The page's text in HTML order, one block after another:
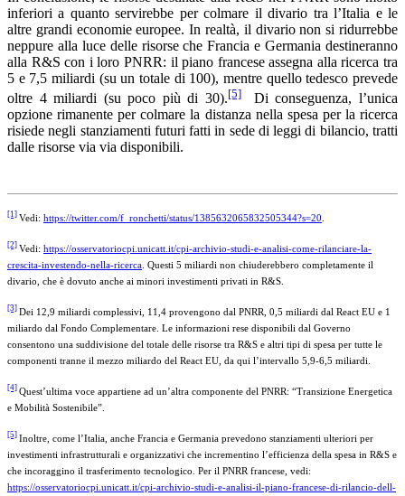
inferiori a quanto servirebbe per colmare il divario tra l’Italia e le
altre grandi economie europee. In realtà, il divario non si ridurrebbe
neppure alla luce delle risorse che Francia e Germania destineranno
alla R&S con i loro PNRR: il piano francese assegna alla ricerca tra
5 e 7,5 miliardi (su un totale di 100), mentre quello tedesco prevede
oltre 4 miliardi (su poco più di 30).[5]
Di conseguenza, l’unica
opzione rimanente per colmare la distanza nella spesa per la ricerca
risiede negli stanziamenti futuri fatti in sede di leggi di bilancio, tratti
dalle risorse via via disponibili.
[1] Vedi: https://twitter.com/f_ronchetti/status/1385632065832505344?s=20
[2] Vedi: https://osservatoriocpi.unicatt.it/cpi-archivio-studi-e-analisi-come-rilanciare-la-
crescita-investendo-nella-ricerca . Questi 5 miliardi non chiuderebbero completamente il
divario, che è dovuto anche ai minori investimenti privati in R&S.
[3] Dei 12,9 miliardi complessivi, 11,4 provengono dal PNRR, 0,5 miliardi dal React EU e 1
miliardo dal Fondo Complementare. Le informazioni rese disponibili dal Governo
consentono una suddivisione del totale delle risorse tra R&S e altri tipi di spesa per tutte le
componenti tranne il mezzo miliardo del React EU, da qui l’intervallo 5,9-6,5 miliardi.
[4] Quest’ultima voce appartiene ad un’altra componente del PNRR: “Transizione Energetica
e Mobilità Sostenibile”.
[5] Inoltre, come l’Italia, anche Francia e Germania prevedono stanziamenti ulteriori per
investimenti infrastrutturali e organizzativi che incrementino l’efficienza della spesa in R&S e
che incoraggino il trasferimento tecnologico. Per il PNRR francese, vedi:
https://osservatoriocpi.unicatt.it/cpi-archivio-studi-e-analisi-il-piano-francese-di-rilancio-dell-